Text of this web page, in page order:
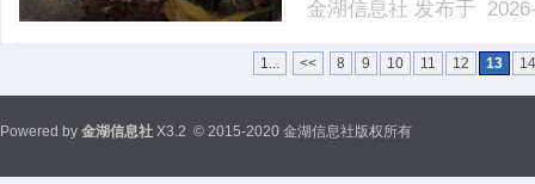
业。公司面向智能制
金湖信息社 发布于
1... << 8 9 10 11 12 13 14
Powered by 金湖信息社 X3.2 © 2015-2020 金湖信息社版权所有